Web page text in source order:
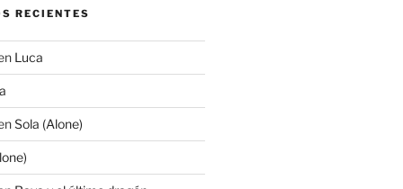
RECIENTES
Luca
Sola (Alone)